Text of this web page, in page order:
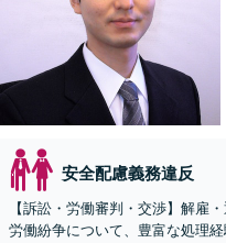
安全配慮義務違反
【訴訟・労働審判・交渉】解雇
労働紛争について、豊富な処理